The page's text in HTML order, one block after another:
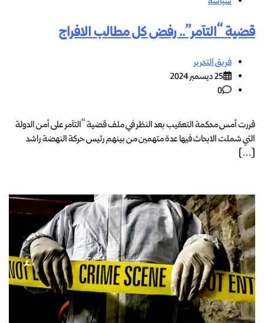
قضية “التآمر”.. رفض كل مطالب الافراج
فريق التحرير
25 ديسمبر 2024
0
قررت أمس محكمة التعقيب بعد النظر في ملف قضية “التآمر على أمن الدولة
التي شملت الابحاث فيها عدة متهمين من بينهم رئيس حركة النهضة راشد
[…]